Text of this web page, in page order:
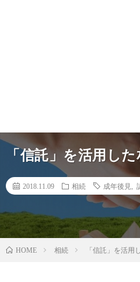
「信託」を活用し
2018.11.09 相続 成年後見
HOME 相続 「信託」を活用